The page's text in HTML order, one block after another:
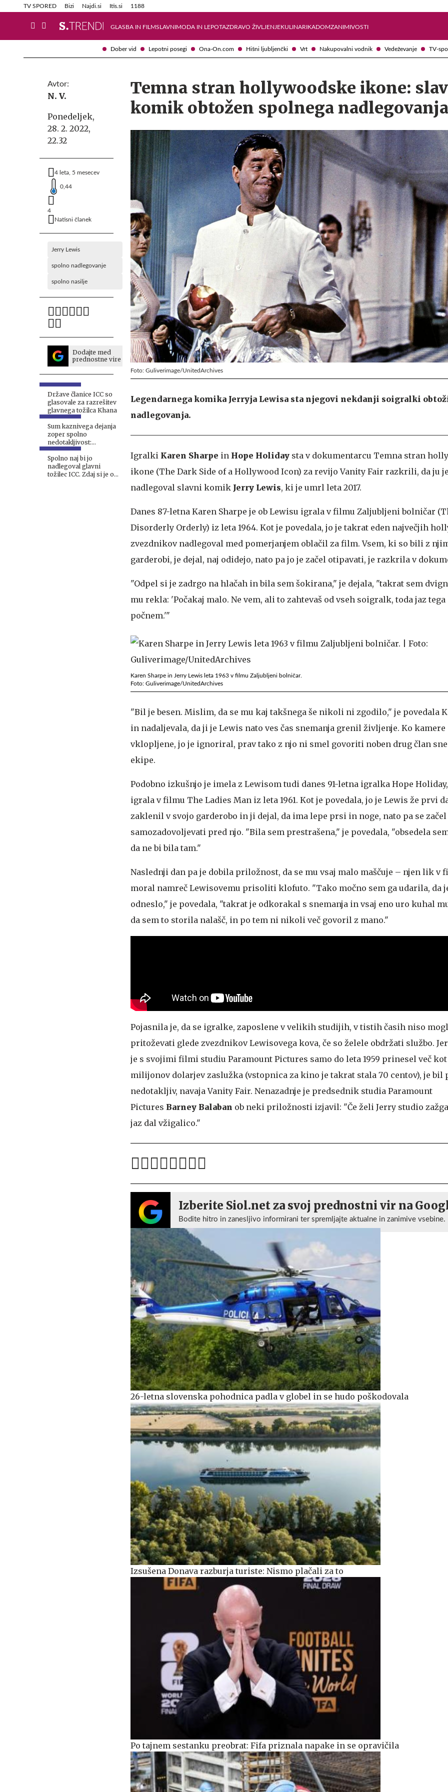
Dober vid Lepotni posegi Ona-On.com Hišni ljubljenčki Vrt Nakupovalni vodnik Vedeževanje TV-
TV SPORED Bizi Najdi.si Itis.si 1188
GLASBA IN FILMSLAVNIMODA IN LEPOTAZDRAVO ŽIVLJENJEKULINARIKADOMZANIMIVOSTI
Info in obvestila Tehnik
Avtor:
N. V.
Ponedeljek,
28. 2. 2022,
22.32
4 leta, 5 mesecev
0,44
4
Natisni članek
Jerry Lewis
spolno nadlegovanje
spolno nasilje
Dodajte med
prednostne vire
Države članice ICC so
glasovale za razrešitev
glavnega tožilca Khana
Sum kaznivega dejanja
zoper spolno
nedotakljivost:
pridržali eno osebo
Spolno naj bi jo
nadlegoval glavni
tožilec ICC. Zdaj si je o
Temna stran hollywoodske ikone:
komik obtožen spolnega nadlegovanja
Foto: Guliverimage/UnitedArchives
Legendarnega komika Jerryja Lewisa sta njegovi nekdanji soigralki
nadlegovanja.
Igralki Karen Sharpe in Hope Holiday sta v dokumentarcu Temna stran
ikone (The Dark Side of a Hollywood Icon) za revijo Vanity Fair razkrili, da ju
nadlegoval slavni komik Jerry Lewis, ki je umrl leta 2017.
Danes 87-letna Karen Sharpe je ob Lewisu igrala v filmu Zaljubljeni bolničar
Disorderly Orderly) iz leta 1964. Kot je povedala, jo je takrat eden največjih
zvezdnikov nadlegoval med pomerjanjem oblačil za film. Vsem, ki so bili z
garderobi, je dejal, naj odidejo, nato pa jo je začel otipavati, je razkrila v
"Odpel si je zadrgo na hlačah in bila sem šokirana," je dejala, "takrat sem
mu rekla: 'Počakaj malo. Ne vem, ali to zahtevaš od vseh soigralk, toda jaz tega
počnem.'"
Karen Sharpe in Jerry Lewis leta 1963 v filmu Zaljubljeni bolničar.
Foto: Guliverimage/UnitedArchives
"Bil je besen. Mislim, da se mu kaj takšnega še nikoli ni zgodilo," je povedala
in nadaljevala, da ji je Lewis nato ves čas snemanja grenil življenje. Ko
vklopljene, jo je ignoriral, prav tako z njo ni smel govoriti noben drug član
ekipe.
Podobno izkušnjo je imela z Lewisom tudi danes 91-letna igralka Hope
igrala v filmu The Ladies Man iz leta 1961. Kot je povedala, jo je Lewis že prvi
zaklenil v svojo garderobo in ji dejal, da ima lepe prsi in noge, nato pa se začel
samozadovoljevati pred njo. "Bila sem prestrašena," je povedala, "obsedela
da ne bi bila tam."
Naslednji dan pa je dobila priložnost, da se mu vsaj malo maščuje – njen lik v
moral namreč Lewisovemu prisoliti klofuto. "Tako močno sem ga udarila, da
odneslo," je povedala, "takrat je odkorakal s snemanja in vsaj eno uro kuhal
da sem to storila nalašč, in po tem ni nikoli več govoril z mano."
Pojasnila je, da se igralke, zaposlene v velikih studijih, v tistih časih niso
pritoževati glede zvezdnikov Lewisovega kova, če so želele obdržati službo.
je s svojimi filmi studiu Paramount Pictures samo do leta 1959 prinesel več
milijonov dolarjev zaslužka (vstopnica za kino je takrat stala 70 centov), je bil
nedotakljiv, navaja Vanity Fair. Nenazadnje je predsednik studia Paramount
Pictures Barney Balaban ob neki priložnosti izjavil: "Če želi Jerry studio
jaz dal vžigalico."
Izberite Siol.net za svoj prednostni vir na
Bodite hitro in zanesljivo informirani ter spremljajte aktualne in zanimive vsebine.
26-letna slovenska pohodnica padla v globel in se hudo poškodovala
Izsušena Donava razburja turiste: Nismo plačali za to
Po tajnem sestanku preobrat: Fifa priznala napake in se opravičila